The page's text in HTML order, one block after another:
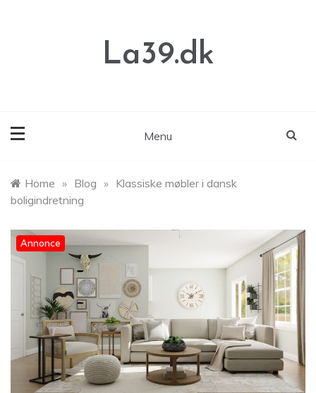
La39.dk
Menu
Home » Blog » Klassiske møbler i dansk
boligindretning
Annonce